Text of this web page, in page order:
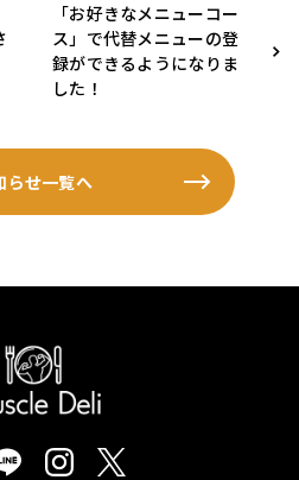
「お好きなメニューコー
ス」で代替メニューの登
録ができるようになりま
した！
らせ一覧へ